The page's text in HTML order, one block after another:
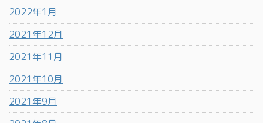
2022年1月
2021年12月
2021年11月
2021年10月
2021年9月